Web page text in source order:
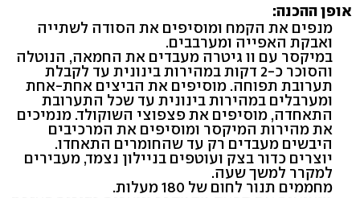
אופן ההכנה:
מנפים את הקמח ומוסיפים את הסודה לשתייה
ואבקת האפייה ומערבבים.
במיקסר עם וו גיטרה מעבדים את החמאה, הנוטלה
והסוכר כ-2 דקות במהירות בינונית עד לקבלת
תערובת תפוחה. מוסיפים את הביצים אחת-אחת
ומערבלים במהירות בינונית עד שכל התערובת
התאחדה, מוסיפים את פצפוצי השוקולד. מנמיכים
את מהירות המיקסר ומוסיפים את המרכיבים
היבשים מעבדים רק עד שהחומרים התאחדו.
יוצרים כדור בצק ועוטפים בניילון נצמד, מעבירים
למקרר למשך שעה.
מחממים תנור לחום של 180 מעלות.